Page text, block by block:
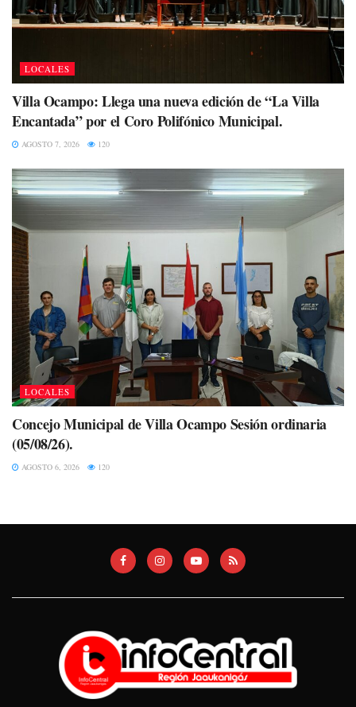
LOCALES
Villa Ocampo: Llega una nueva edición de “La Villa
Encantada” por el Coro Polifónico Municipal.
AGOSTO 7, 2026 120
LOCALES
Concejo Municipal de Villa Ocampo Sesión ordinaria
(05/08/26).
AGOSTO 6, 2026 120